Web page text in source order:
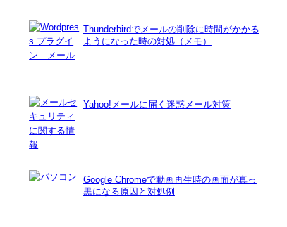
Thunderbirdでメールの削除に時間がかかる
ようになった時の対処（メモ）
Yahoo!メールに届く迷惑メール対策
Google Chromeで動画再生時の画面が真っ
黒になる原因と対処例